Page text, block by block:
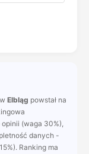
w Elbląg powstał na
(waga 30%),
danych -
Ranking ma